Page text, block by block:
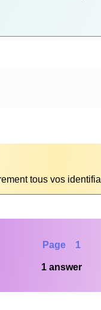
tous vos
Page 1
1 answer